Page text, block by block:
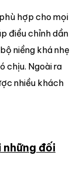
hợp cho mọi
điều chỉnh dần
niềng khá nhẹ
chịu. Ngoài ra
nhiều khách
những đối